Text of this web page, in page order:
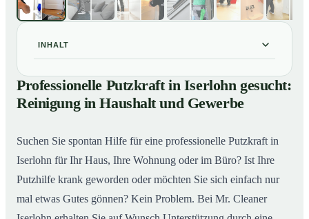
INHALT
01 Professionelle Putzkraft in Iserlohn gesucht: Reinigung
in Haushalt und Gewerbe
So einfach buchen Sie eine Putzkraft in Iserlohn
Professionelle Putzkraft in Iserlohn gesucht:
Reinigung in Haushalt und Gewerbe
Suchen Sie spontan Hilfe für eine professionelle Putzkraft in
Iserlohn für Ihr Haus, Ihre Wohnung oder im Büro? Ist Ihre
Putzhilfe krank geworden oder möchten Sie sich einfach nur
mal etwas Gutes gönnen? Kein Problem. Bei Mr. Cleaner